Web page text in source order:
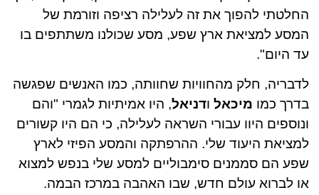
החלטתי להפוך את זה לעלילה רציפה וזורמת של
המסע למציאת ארץ שפע, מסע שכולנו משתתפים בו
עד היום".
לדבריה, חלק מהחוויות שחוותה, כמו האנשים שפגשה
בדרך כמו מיכאל ודניאל, היו אמיתיות לגמרי "והם
ונוספים היוו עבורי השראה לעלילה, כי הם היו קשורים
למציאת היעוד שלי. ההרפתקה והמסע הפיזי לארץ
שפע הם סממנים סימבוליים למסע שלי בנפש למצוא
או לברוא עולם חדש, שבו האהבה במרכז הבמה.